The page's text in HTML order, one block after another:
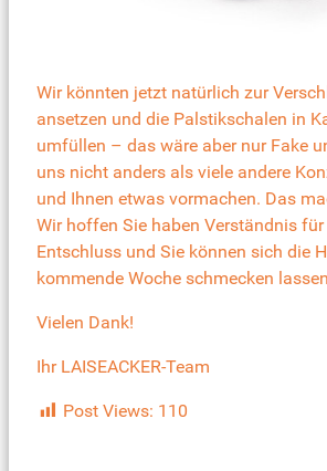
Wir könnten jetzt natürlich zur
ansetzen und die Palstikschalen in
umfüllen – das wäre aber nur Fake
uns nicht anders als viele andere
und Ihnen etwas vormachen. Das
Wir hoffen Sie haben Verständnis für
Entschluss und Sie können sich die
kommende Woche schmecken
Vielen Dank!
Ihr LAISEACKER-Team
Post Views: 110